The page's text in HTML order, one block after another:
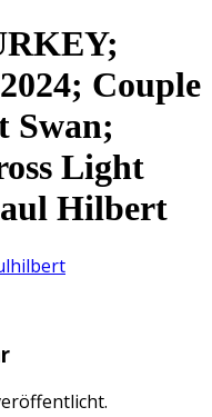
Couple
Swan;
Light
Hilbert